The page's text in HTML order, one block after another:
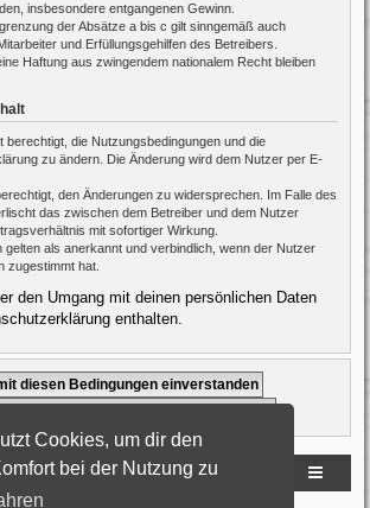
Cookies, um dir den
bei der Nutzung zu
insbesondere entgangenen Gewinn.
der Absätze a bis c gilt sinngemäß auch
und Erfüllungsgehilfen des Betreibers.
Haftung aus zwingendem nationalem Recht bleiben
berechtigt, die Nutzungsbedingungen und die
zu ändern. Die Änderung wird dem Nutzer per E-
den Änderungen zu widersprechen. Im Falle des
das zwischen dem Betreiber und dem Nutzer
mit sofortiger Wirkung.
gelten als anerkannt und verbindlich, wenn der Nutzer
zugestimmt hat.
den Umgang mit deinen persönlichen Daten
enthalten.
selber-bauen FORUMs Übersicht